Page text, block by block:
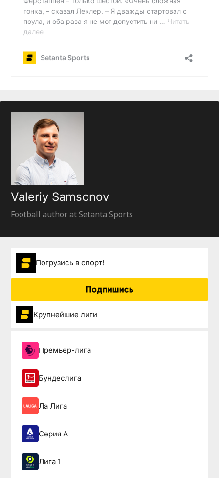
Valeriy Samsonov
Football author at Setanta Sports
Погрузиcь в спорт!
Подпишись
Крупнейшие лиги
Премьер-лига
Бундеслига
Ла Лига
Серия А
Лига 1